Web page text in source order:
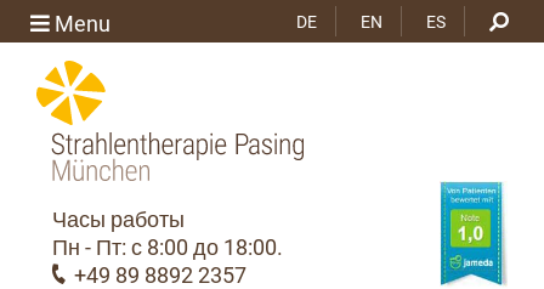
Menu DE EN ES
Часы работы
Пн - Пт: с 8:00 до 18:00.
+49 89 8892 2357